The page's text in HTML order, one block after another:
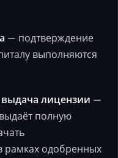
— подтверждение
выполняются
лицензии —
полную
рамках одобренных